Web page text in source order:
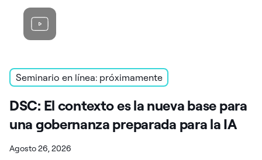
Seminario en línea: próximamente
DSC: El contexto es la nueva base para
una gobernanza preparada para la IA
Agosto 26, 2026